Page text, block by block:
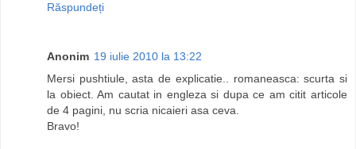
Răspundeți
Anonim 19 iulie 2010 la 13:22
Mersi pushtiule, asta de explicatie.. romaneasca: scurta si
la obiect. Am cautat in engleza si dupa ce am citit articole
de 4 pagini, nu scria nicaieri asa ceva.
Bravo!